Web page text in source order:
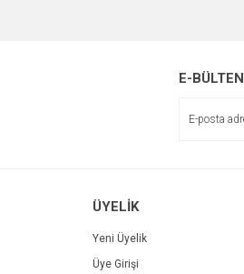
E-BÜLTEN
ÜYELİK
Yeni Üyelik
Üye Girişi